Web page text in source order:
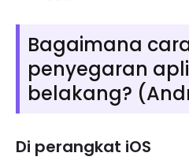
Bagaimana
penyegaran
belakang?
Di perangkat iOS